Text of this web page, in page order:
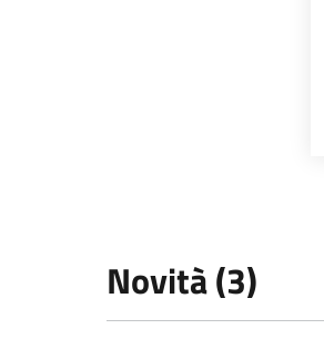
Novità (3)